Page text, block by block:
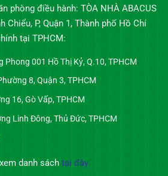
phòng điều hành: TÒA NHÀ ABACUS
Chiểu, P, Quận 1, Thành phố Hồ Chí
tại TPHCM:
Phong 001 Hồ Thị Kỷ, Q.10, TPHCM
8, Quận 3, TPHCM
16, Gò Vấp, TPHCM
Linh Đông, Thủ Đức, TPHCM
danh sách tại đây